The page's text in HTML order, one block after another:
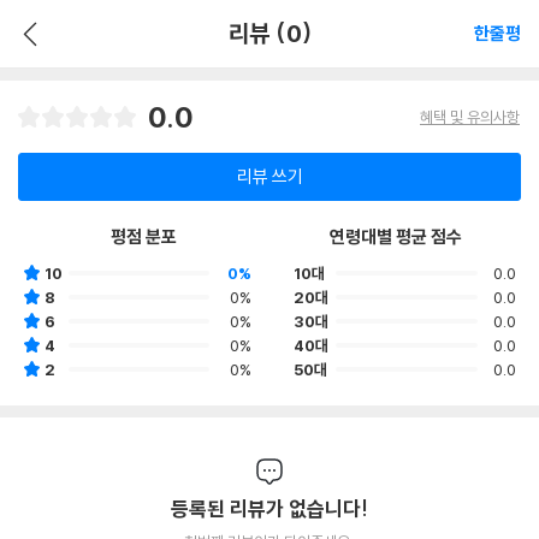
리뷰 (0) 한줄평
0.0 혜택 및 유의사항
리뷰 쓰기
평점 분포
10
0%
8
0%
6
0%
4
0%
2
0%
연령대별 평균 점수
10대
0.0
20대
0.0
30대
0.0
40대
0.0
50대
0.0
등록된 리뷰가 없습니다!